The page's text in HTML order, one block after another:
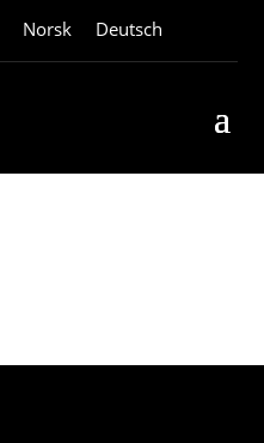
Norsk Deutsch